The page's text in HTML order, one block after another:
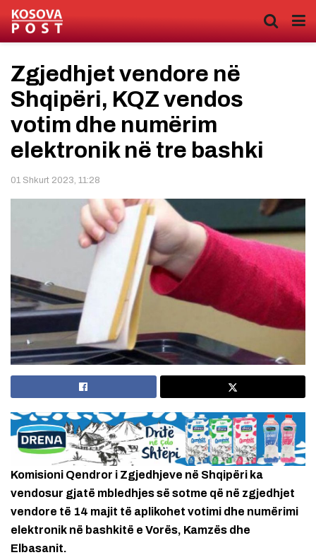
Zgjedhjet vendore në
Shqipëri, KQZ vendos
votim dhe numërim
elektronik në tre bashki
01 Shkurt 2023, 11:28
Komisioni Qendror i Zgjedhjeve në Shqipëri ka
vendosur gjatë mbledhjes së sotme që në zgjedhjet
vendore të 14 majit të aplikohet votimi dhe numërimi
elektronik në bashkitë e Vorës, Kamzës dhe
Elbasanit.